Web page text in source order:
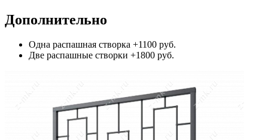
Дополнительно
Одна распашная створка +1100 руб.
Две распашные створки +1800 руб.